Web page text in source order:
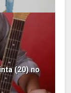
(20) no